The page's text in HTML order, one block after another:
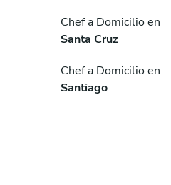
Chef a Domicilio en
Santa Cruz
Chef a Domicilio en
Santiago